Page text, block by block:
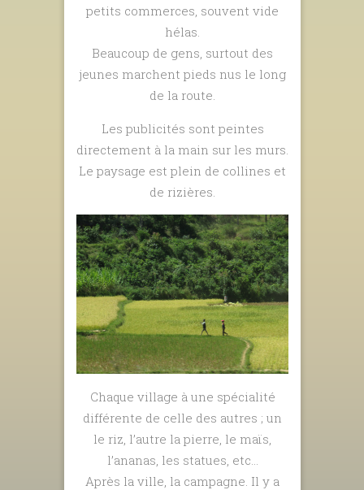
petits commerces, souvent vide
hélas.
Beaucoup de gens, surtout des
jeunes marchent pieds nus le long
de la route.
Les publicités sont peintes
directement à la main sur les murs.
Le paysage est plein de collines et
de rizières.
Chaque village à une spécialité
différente de celle des autres ; un
le riz, l’autre la pierre, le maïs,
l’ananas, les statues, etc…
Après la ville, la campagne. Il y a